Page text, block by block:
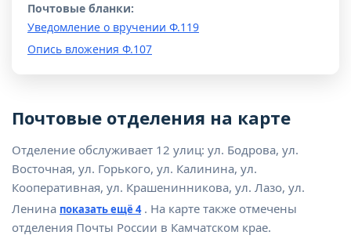
Почтовые бланки:
Уведомление о вручении Ф.119
Опись вложения Ф.107
Почтовые отделения на карте
Отделение обслуживает 12 улиц: ул. Бодрова, ул.
Восточная, ул. Горького, ул. Калинина, ул.
Кооперативная, ул. Крашенинникова, ул. Лазо, ул.
Ленина показать ещё 4 . На карте также отмечены
отделения Почты России в Камчатском крае.